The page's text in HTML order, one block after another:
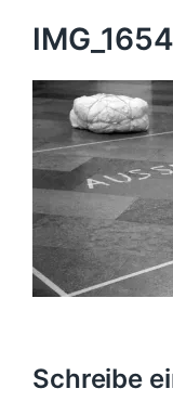
IMG_1654
Schreibe